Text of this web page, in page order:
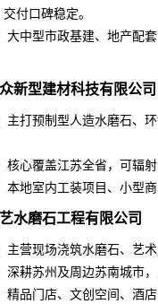
付口碑稳定。
大中型市政基建、地产配
新型建材科技有限公司
主打预制型人造水磨石、
核心覆盖江苏全省，可辐射
本地室内工装项目、小型
水磨石工程有限公司
主营现场浇筑水磨石、艺
深耕苏州及周边苏南城市
精品门店、文创空间、酒